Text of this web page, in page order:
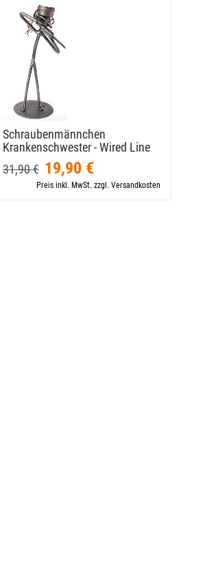
Schraubenmännchen
Krankenschwester - Wired Line
31,90 € 19,90 €
Preis inkl. MwSt. zzgl. Versandkosten